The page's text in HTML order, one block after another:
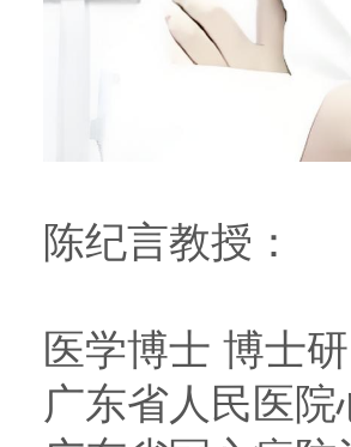
陈纪言教授：
医学博士 博士
广东省人民医